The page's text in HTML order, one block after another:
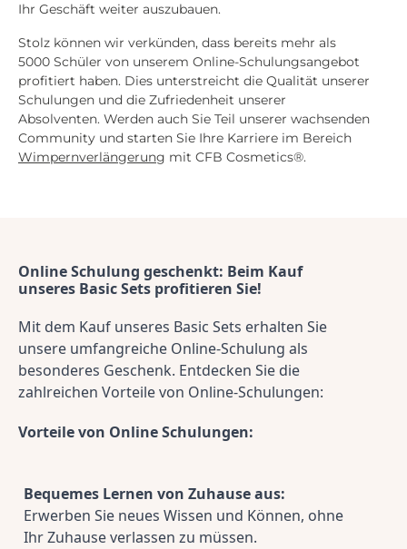
Ihr Geschäft weiter auszubauen.
Stolz können wir verkünden, dass bereits mehr als
5000 Schüler von unserem Online-Schulungsangebot
profitiert haben. Dies unterstreicht die Qualität unserer
Schulungen und die Zufriedenheit unserer
Absolventen. Werden auch Sie Teil unserer wachsenden
Community und starten Sie Ihre Karriere im Bereich
Wimpernverlängerung mit CFB Cosmetics®.
Online Schulung geschenkt: Beim Kauf
unseres Basic Sets profitieren Sie!
Mit dem Kauf unseres Basic Sets erhalten Sie
unsere umfangreiche Online-Schulung als
besonderes Geschenk. Entdecken Sie die
zahlreichen Vorteile von Online-Schulungen:
Vorteile von Online Schulungen:
Bequemes Lernen von Zuhause aus:
Erwerben Sie neues Wissen und Können, ohne
Ihr Zuhause verlassen zu müssen.